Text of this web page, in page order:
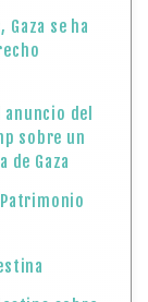
se ha
del
sobre un
de Gaza